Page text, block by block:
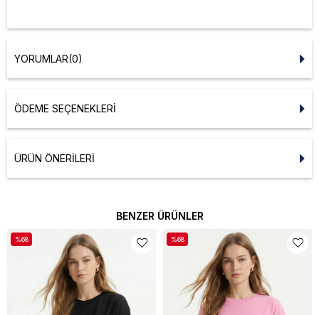
YORUMLAR(0)
ÖDEME SEÇENEKLERI
ÜRÜN ÖNERILERI
BENZER ÜRÜNLER
%68 %68